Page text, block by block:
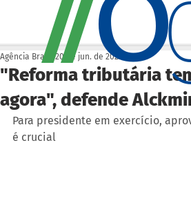
"Reforma tributária
agora", defende
Agência Brasil 20 de jun. de 2023
Para presidente em exercício,
é crucial